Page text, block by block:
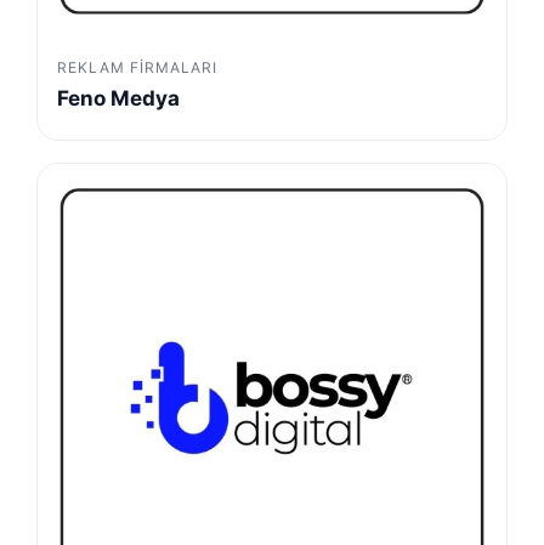
REKLAM FIRMALARI
Feno Medya